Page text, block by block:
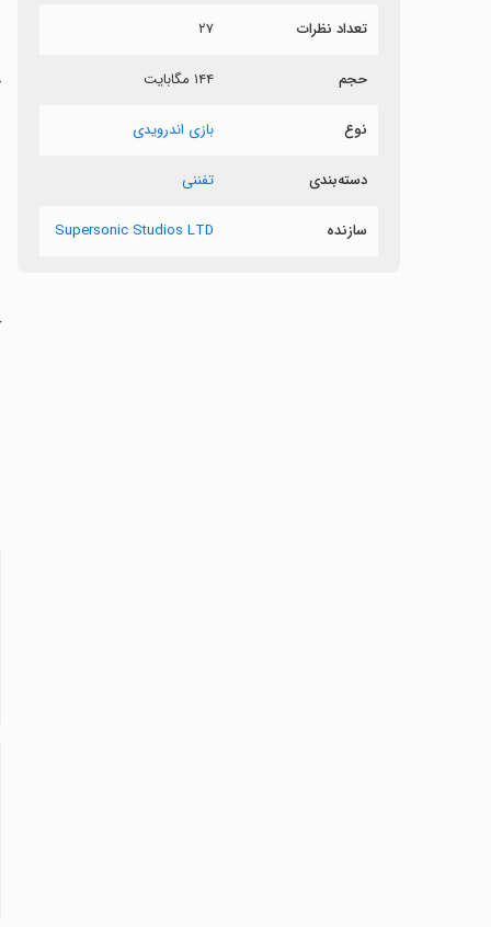
تعداد نظرات ۲۷
حجم ۱۴۴ مگابایت
نوع بازی اندرویدی
دسته‌بندی تفننی
سازنده Supersonic Studios LTD